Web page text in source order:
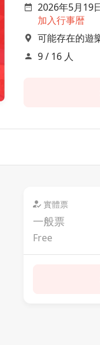
2026年5月19
加入行事暦
可能存在的遊
9 / 16 人
實體票
一般票
Free